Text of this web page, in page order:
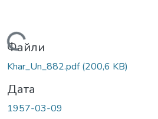
Вантажиться...
Файли
Khar_Un_882.pdf(200,6 KB)
Дата
1957-03-09